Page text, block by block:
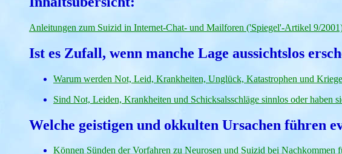
Anleitungen zum Suizid in Internet-Chat- und Mailforen ('Spiegel'-Artikel 9/
Ist es Zufall, wenn manche Lage aussichtslos
Warum werden Not, Leid, Krankheiten, Unglück, Katastrophen und
Sind Not, Leiden, Krankheiten und Schicksalsschläge sinnlos oder haben
Welche geistigen und okkulten Ursachen führen
Können Sünden der Vorfahren zu Neurosen und Suizid bei Nachkommen